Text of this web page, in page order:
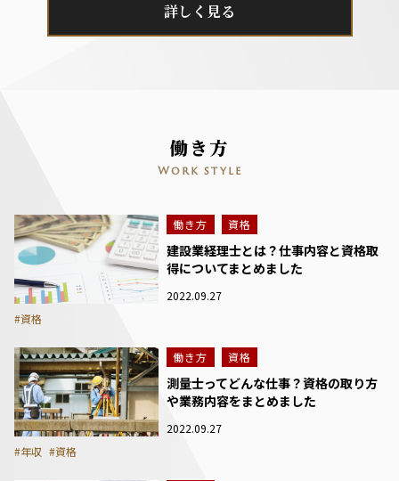
詳しく見る
働き方
Work style
働き方 資格
建設業経理士とは？仕事内容と資格取
得についてまとめました
2022.09.27
#資格
働き方 資格
測量士ってどんな仕事？資格の取り方
や業務内容をまとめました
2022.09.27
#年収 #資格